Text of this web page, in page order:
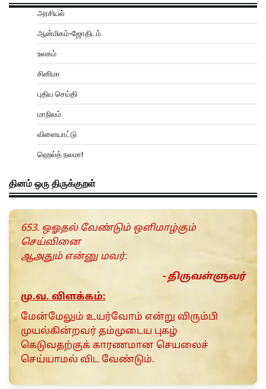
அரசியல்
ஆன்மிகம்-ஜோதிடம்
உலகம்
சினிமா
புதிய செய்தி
மாநிலம்
விளையாட்டு
ஹெல்த் நலமா!
தினம் ஒரு திருக்குறள்
653. ஒஓதல் வேண்டும் ஒளிமாழ்கும்
செய்வினை
ஆஅதும் என்னு மவர்.
- திருவள்ளுவர்
மு.வ. விளக்கம்:
மேன்மேலும் உயர்வோம் என்று விரும்பி
முயல்கின்றவர் தம்முடைய புகழ்
கெடுவதற்குக் காரணமான செயலைச்
செய்யாமல் விட வேண்டும்.